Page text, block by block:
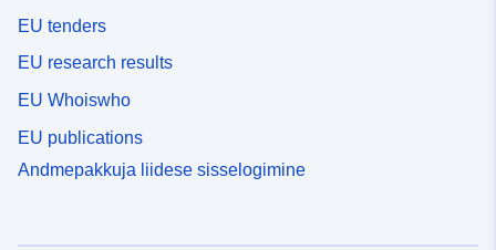
EU tenders
EU research results
EU Whoiswho
EU publications
Andmepakkuja liidese sisselogimine